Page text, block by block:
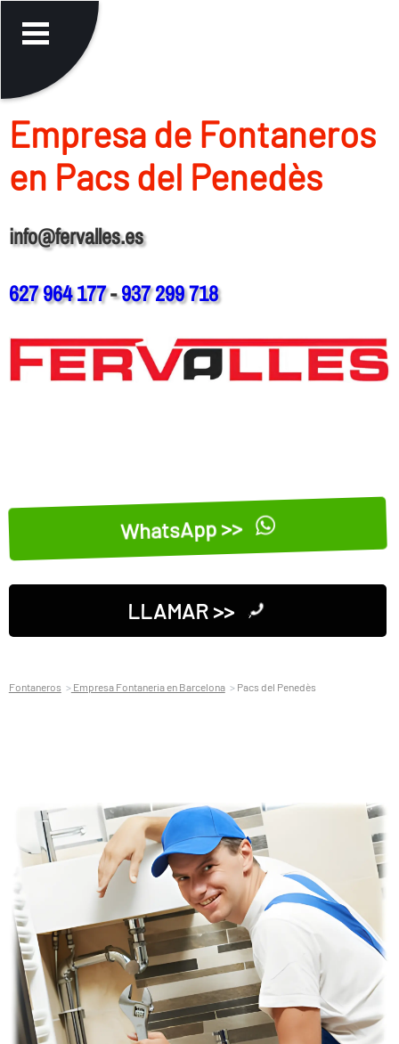
Empresa de Fontaneros
en Pacs del Penedès
info@fervalles.es
627 964 177-937 299 718
WhatsApp >>
LLAMAR >>
Fontaneros Empresa Fontaneria en Barcelona Pacs del Penedès